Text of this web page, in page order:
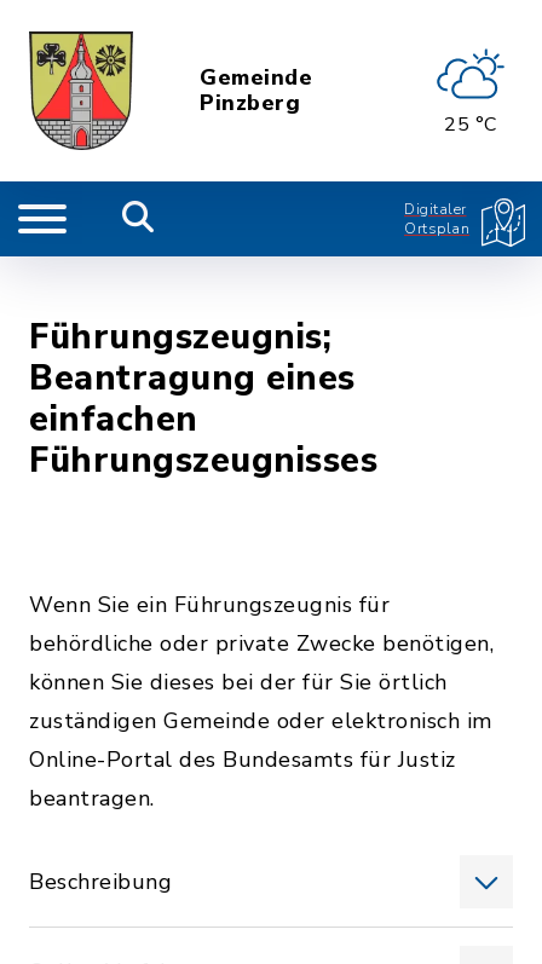
Gemeinde
Pinzberg
25 °C
Digitaler
Ortsplan
Führungszeugnis;
Beantragung eines
einfachen
Führungszeugnisses
Wenn Sie ein Führungszeugnis für
behördliche oder private Zwecke benötigen,
können Sie dieses bei der für Sie örtlich
zuständigen Gemeinde oder elektronisch im
Online-Portal des Bundesamts für Justiz
beantragen.
Beschreibung